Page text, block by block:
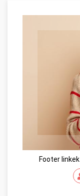
Footer